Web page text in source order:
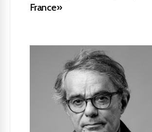
France»